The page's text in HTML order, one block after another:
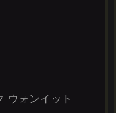
ウォンイット